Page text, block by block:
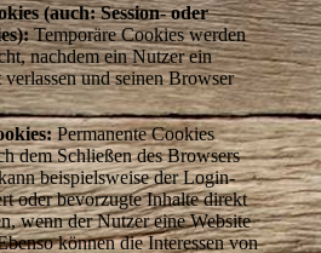
(auch: Session- oder
Temporäre Cookies werden
nachdem ein Nutzer ein
und seinen Browser
Permanente Cookies
dem Schließen des Browsers
beispielsweise der Login-
oder bevorzugte Inhalte direkt
wenn der Nutzer eine Website
können die Interessen von